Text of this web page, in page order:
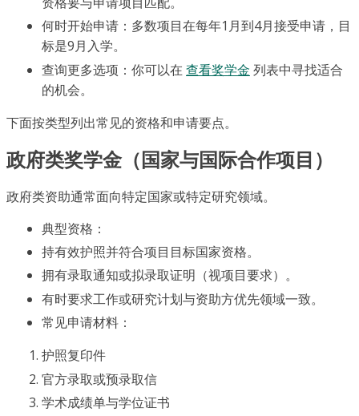
何时开始申请：多数项目在每年1月到4月接受申请，目
标是9月入学。
查询更多选项：你可以在 查看奖学金 列表中寻找适合
的机会。
下面按类型列出常见的资格和申请要点。
政府类奖学金（国家与国际合作项目）
政府类资助通常面向特定国家或特定研究领域。
典型资格：
持有效护照并符合项目目标国家资格。
拥有录取通知或拟录取证明（视项目要求）。
有时要求工作或研究计划与资助方优先领域一致。
常见申请材料：
护照复印件
官方录取或预录取信
学术成绩单与学位证书